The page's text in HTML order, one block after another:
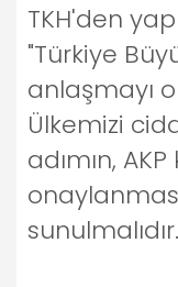
TKH'den
"Türkiye
anlaşmayı
Ülkemizi
adımın,